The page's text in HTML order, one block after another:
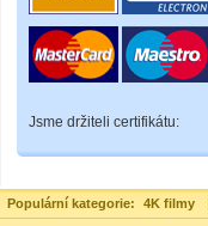
Jsme držiteli certifikátu:
Populární kategorie: 4K filmy